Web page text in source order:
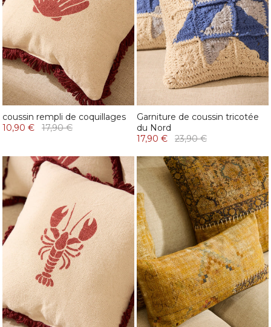
coussin rempli de coquillages
10,90 €
17,90 €
Garniture de coussin tricotée
du Nord
17,90 €
23,90 €